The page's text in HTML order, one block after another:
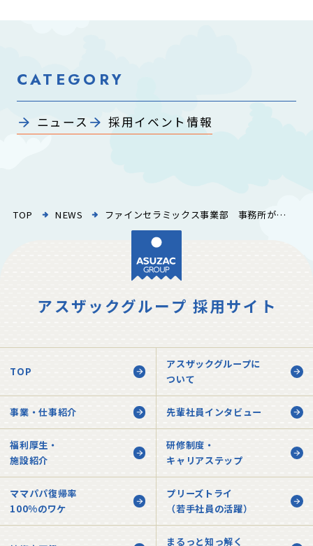
CATEGORY
ニュース 採用イベント情報
TOP NEWS ファインセラミックス事業部 事務所が新しくなりました♪
アスザックグループ 採用サイト
TOP
アスザックグループに
ついて
事業・仕事紹介 先輩社員インタビュー
福利厚生・
施設紹介
研修制度・
キャリアステップ
ママパパ復帰率
100%のワケ
プリーズトライ
（若手社員の活躍）
まるっと知っ解く